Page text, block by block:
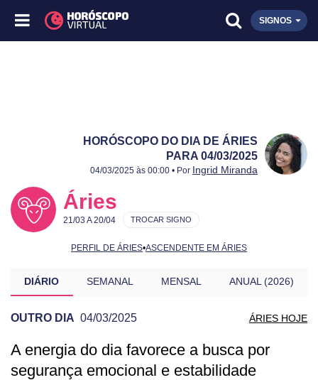
SIGNOS
HORÓSCOPO DO DIA DE ÁRIES
PARA 04/03/2025
Publicado:
04/03/2025
Atualizado:
04/03/2025
04/03/2025 às 00:00 • Por Ingrid Miranda
Áries
21/03 A 20/04
PERFIL DE ÁRIES•ASCENDENTE EM ÁRIES
TROCAR SIGNO
DIÁRIO SEMANAL MENSAL ANUAL (2026)
OUTRO DIA 04/03/2025 ÁRIES HOJE
PREVISÃO DE ÁRIES PARA OUTRO DIA
A energia do dia favorece a busca por
segurança emocional e estabilidade